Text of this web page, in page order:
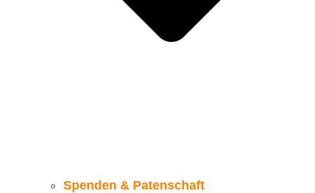
Spenden & Patenschaft